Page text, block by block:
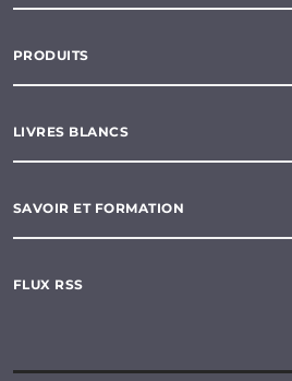
PRODUITS
LIVRES BLANCS
SAVOIR ET FORMATION
FLUX RSS